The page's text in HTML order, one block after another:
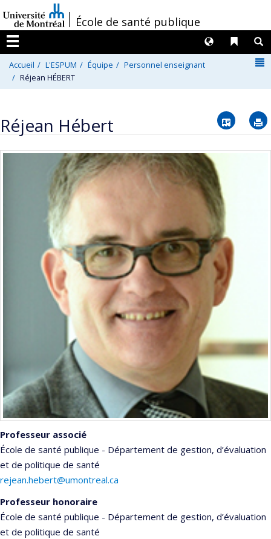
au
contenu
/École de santé publique
Menu
Liens
Langues
Accueil L'ESPUM Équipe
Personnel enseignant
Réjean HÉBERT
Réjean Hébert Vcard
Professeur associé
École de santé publique - Département de gestion, d’évaluation
et de politique de santé
rejean.hebert@umontreal.ca
Professeur honoraire
École de santé publique - Département de gestion, d’évaluation
et de politique de santé